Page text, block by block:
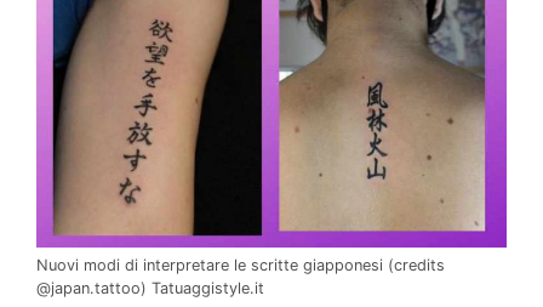
Nuovi modi di interpretare le scritte giapponesi (credits
@japan.tattoo) Tatuaggistyle.it